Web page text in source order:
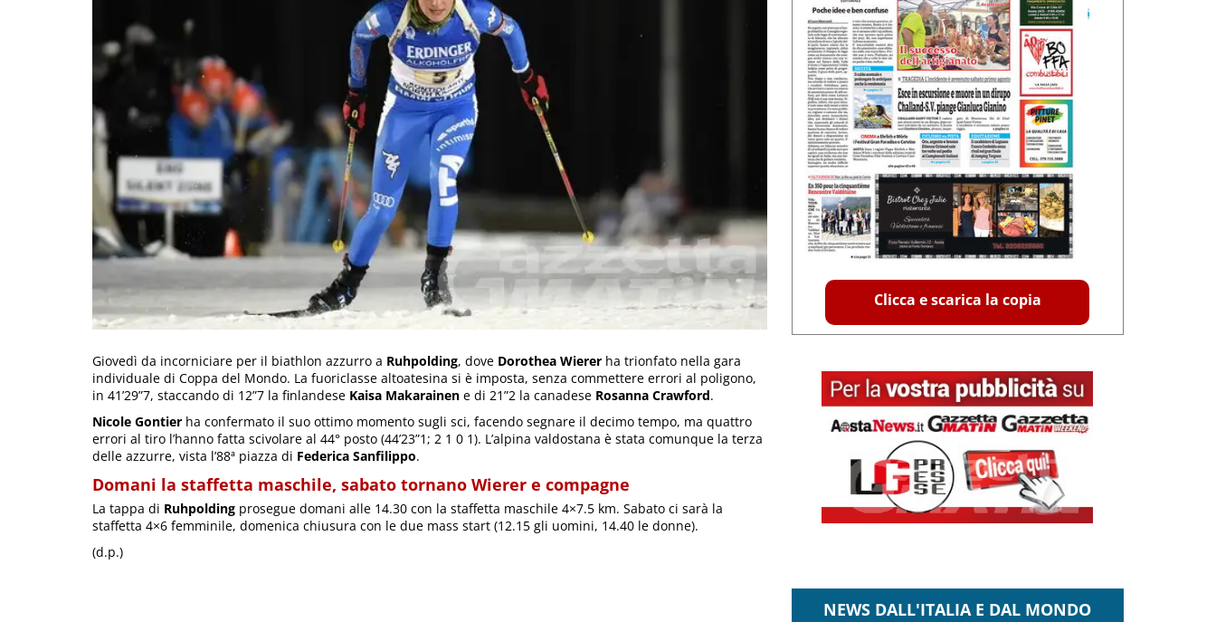
Giovedì da incorniciare per il biathlon azzurro a Ruhpolding, dove Dorothea Wierer ha trionfato nella gara
individuale di Coppa del Mondo. La fuoriclasse altoatesina si è imposta, senza commettere errori al poligono,
in 41’29”7, staccando di 12”7 la finlandese Kaisa Makarainen e di 21”2 la canadese Rosanna Crawford.
Nicole Gontier ha confermato il suo ottimo momento sugli sci, facendo segnare il decimo tempo, ma quattro
errori al tiro l’hanno fatta scivolare al 44° posto (44’23”1; 2 1 0 1). L’alpina valdostana è stata comunque la terza
delle azzurre, vista l’88ª piazza di Federica Sanfilippo.
Domani la staffetta maschile, sabato tornano Wierer e compagne
La tappa di Ruhpolding prosegue domani alle 14.30 con la staffetta maschile 4×7.5 km. Sabato ci sarà la
staffetta 4×6 femminile, domenica chiusura con le due mass start (12.15 gli uomini, 14.40 le donne).
(d.p.)
Clicca e scarica la copia
NEWS DALL'ITALIA E DAL MONDO